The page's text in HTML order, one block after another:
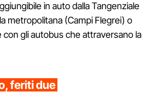
in auto dalla Tangenziale
metropolitana (Campi Flegrei) o
gli autobus che attraversano la
feriti due